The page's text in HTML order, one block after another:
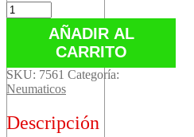
ALL
TERRAIN
4x4
(MIXTO)
cantidad
AÑADIR AL
CARRITO
SKU: 7561 Categoría:
Neumaticos
Descripción